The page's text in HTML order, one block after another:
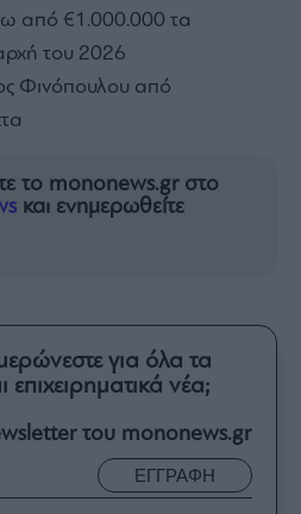
από €1.000.000 τα
του 2026
Φινόπουλου από
το mononews.gr στο
και ενημερωθείτε
για όλα τα
επιχειρηματικά νέα;
του mononews.gr
ΕΓΓΡΑΦΗ